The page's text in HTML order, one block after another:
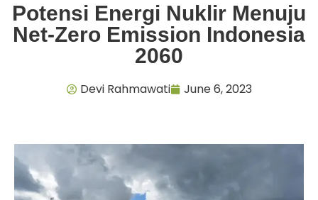
Potensi Energi Nuklir Menuju
Net-Zero Emission Indonesia
2060
Devi Rahmawati June 6, 2023